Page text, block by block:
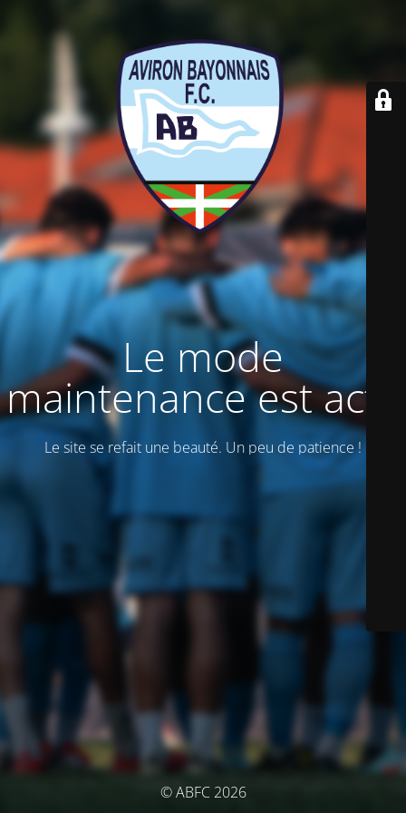
Le mode
maintenance est actif
Le site se refait une beauté. Un peu de patience !
© ABFC 2026